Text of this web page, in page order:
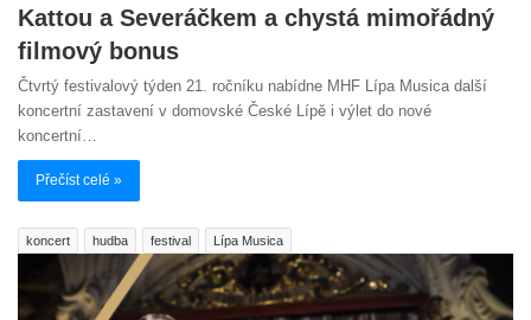
Kattou a Severáčkem a chystá mimořádný
filmový bonus
Čtvrtý festivalový týden 21. ročníku nabídne MHF Lípa Musica další
koncertní zastavení v domovské České Lípě i výlet do nové
koncertní…
Přečíst celé »
koncert hudba festival Lípa Musica